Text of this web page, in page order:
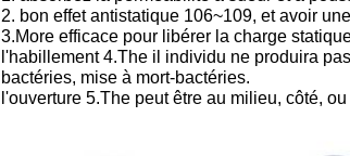
2. bon effet antistatique 106~109, et avoir
3.More efficace pour libérer la charge
l'habillement 4.The il individu ne produira
bactéries, mise à mort-bactéries.
l'ouverture 5.The peut être au milieu, côté,